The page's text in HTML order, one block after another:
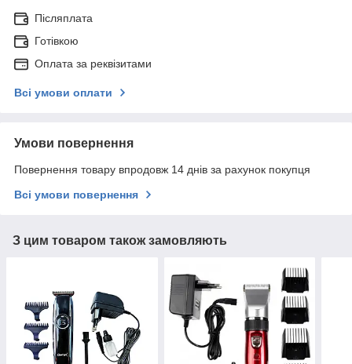
Післяплата
Готівкою
Оплата за реквізитами
Всі умови оплати
Умови повернення
Повернення товару впродовж 14 днів за рахунок покупця
Всі умови повернення
З цим товаром також замовляють